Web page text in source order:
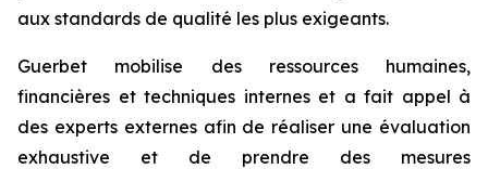
aux standards de qualité les plus exigeants.
Guerbet mobilise des ressources humaines,
financières et techniques internes et a fait appel à
des experts externes afin de réaliser une évaluation
exhaustive et de prendre des mesures